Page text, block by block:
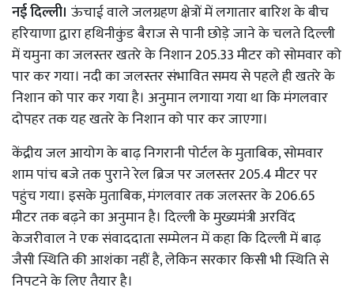
नई दिल्ली। ऊंचाई वाले जलग्रहण क्षेत्रों में लगातार बारिश के बीच
हरियाणा द्वारा हथिनीकुंड बैराज से पानी छोड़े जाने के चलते दिल्ली
में यमुना का जलस्तर खतरे के निशान 205.33 मीटर को सोमवार को
पार कर गया। नदी का जलस्तर संभावित समय से पहले ही खतरे के
निशान को पार कर गया है। अनुमान लगाया गया था कि मंगलवार
दोपहर तक यह खतरे के निशान को पार कर जाएगा।
केंद्रीय जल आयोग के बाढ़ निगरानी पोर्टल के मुताबिक, सोमवार
शाम पांच बजे तक पुराने रेल ब्रिज पर जलस्तर 205.4 मीटर पर
पहुंच गया। इसके मुताबिक, मंगलवार तक जलस्तर के 206.65
मीटर तक बढ़ने का अनुमान है। दिल्ली के मुख्यमंत्री अरविंद
केजरीवाल ने एक संवाददाता सम्मेलन में कहा कि दिल्ली में बाढ़
जैसी स्थिति की आशंका नहीं है, लेकिन सरकार किसी भी स्थिति से
निपटने के लिए तैयार है।